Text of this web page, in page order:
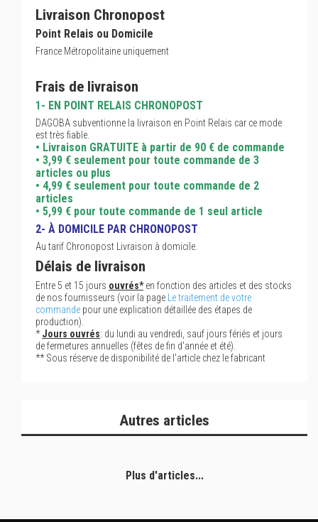
Livraison Chronopost
Point Relais ou Domicile
France Métropolitaine uniquement
Frais de livraison
1- EN POINT RELAIS CHRONOPOST
DAGOBA subventionne la livraison en Point Relais car ce mode
est très fiable.
• Livraison GRATUITE à partir de 90 € de commande
• 3,99 € seulement pour toute commande de 3
articles ou plus
• 4,99 € seulement pour toute commande de 2
articles
• 5,99 € pour toute commande de 1 seul article
2- À DOMICILE PAR CHRONOPOST
Au tarif Chronopost Livraison à domicile.
Délais de livraison
Entre 5 et 15 jours ouvrés*en fonction des articles et des stocks
de nos fournisseurs (voir la page
Le traitement de votre
commande pour une explication détaillée des étapes de
production).
*Jours ouvrés: du lundi au vendredi, sauf jours fériés et jours
de fermetures annuelles (fêtes de fin d'année et été).
** Sous réserve de disponibilité de l'article chez le fabricant
Autres articles
Plus d'articles...